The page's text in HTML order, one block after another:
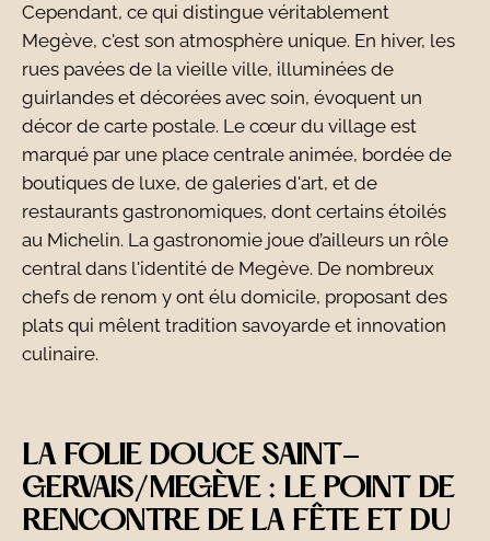
Cependant, ce qui distingue véritablement
Megève, c'est son atmosphère unique. En hiver, les
rues pavées de la vieille ville, illuminées de
guirlandes et décorées avec soin, évoquent un
décor de carte postale. Le cœur du village est
marqué par une place centrale animée, bordée de
boutiques de luxe, de galeries d'art, et de
restaurants gastronomiques, dont certains étoilés
au Michelin. La gastronomie joue d’ailleurs un rôle
central dans l'identité de Megève. De nombreux
chefs de renom y ont élu domicile, proposant des
plats qui mêlent tradition savoyarde et innovation
culinaire.
LA FOLIE DOUCE SAINT-
GERVAIS/MEGÈVE : LE POINT DE
RENCONTRE DE LA FÊTE ET DU